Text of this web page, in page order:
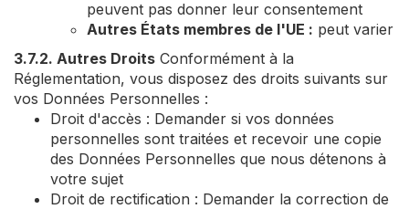
peuvent pas donner leur consentement
Autres États membres de l'UE : peut varier
3.7.2. Autres Droits Conformément à la
Réglementation, vous disposez des droits suivants sur
vos Données Personnelles :
Droit d'accès : Demander si vos données
personnelles sont traitées et recevoir une copie
des Données Personnelles que nous détenons à
votre sujet
Droit de rectification : Demander la correction de